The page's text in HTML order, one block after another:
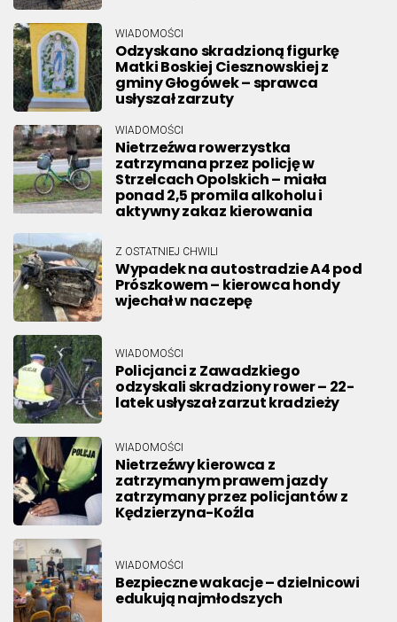
WIADOMOŚCI
Odzyskano skradzioną figurkę
Matki Boskiej Ciesznowskiej z
gminy Głogówek – sprawca
usłyszał zarzuty
WIADOMOŚCI
Nietrzeźwa rowerzystka
zatrzymana przez policję w
Strzelcach Opolskich – miała
ponad 2,5 promila alkoholu i
aktywny zakaz kierowania
Z OSTATNIEJ CHWILI
Wypadek na autostradzie A4 pod
Prószkowem – kierowca hondy
wjechał w naczepę
WIADOMOŚCI
Policjanci z Zawadzkiego
odzyskali skradziony rower – 22-
latek usłyszał zarzut kradzieży
WIADOMOŚCI
Nietrzeźwy kierowca z
zatrzymanym prawem jazdy
zatrzymany przez policjantów z
Kędzierzyna-Koźla
WIADOMOŚCI
Bezpieczne wakacje – dzielnicowi
edukują najmłodszych